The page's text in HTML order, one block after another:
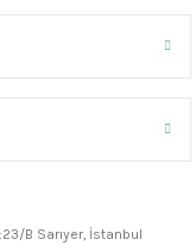
B Sarıyer, İstanbul